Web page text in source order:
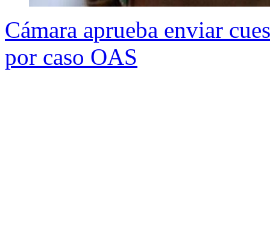
Cámara aprueba enviar
por caso OAS